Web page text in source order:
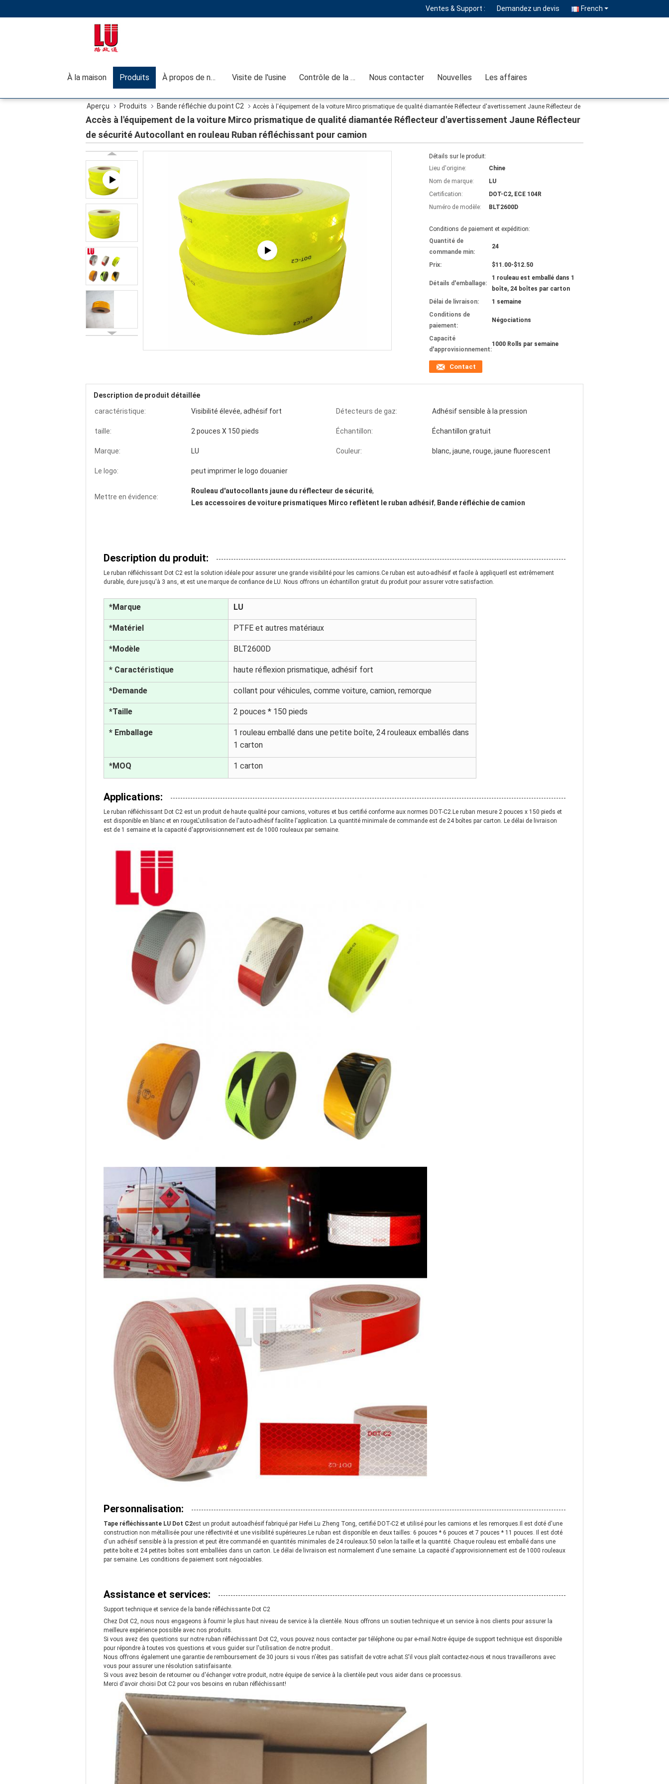
Ventes & Support : Demandez un devis French
À la maison Produits À propos de nous Visite de l'usine Contrôle de la qualité Nous contacter Nouvelles Les affaires
Aperçu Produits Bande réfléchie du point C2
Accès à l'équipement de la voiture Mirco prismatique de qualité diamantée Réflecteur d'avertissement Jaune Réflecteur de
sécurité Autocollant en rouleau Ruban réfléchissant pour camion
Accès à l'équipement de la voiture Mirco prismatique de qualité diamantée Réflecteur d'avertissement Jaune Réflecteur
de sécurité Autocollant en rouleau Ruban réfléchissant pour camion
Détails sur le produit:
Lieu d'origine:
Chine
Nom de marque:
LU
Certification:
DOT-C2, ECE 104R
Numéro de modèle:
BLT2600D
Conditions de paiement et expédition:
Quantité de
commande min:
24
Prix: $11.00-$12.50
Détails d'emballage:
1 rouleau est emballé dans 1
boîte, 24 boîtes par carton
Délai de livraison:
1 semaine
Conditions de
paiement:
Négociations
Capacité
d'approvisionnement:
1000 Rolls par semaine
Contact
Description de produit détaillée
caractéristique:
Visibilité élevée, adhésif fort Détecteurs de gaz: Adhésif sensible à la pression
taille: 2 pouces X 150 pieds Échantillon: Échantillon gratuit
Marque: LU Couleur: blanc, jaune, rouge, jaune fluorescent
Le logo: peut imprimer le logo douanier
Mettre en évidence:
Rouleau d'autocollants jaune du réflecteur de sécurité,
Les accessoires de voiture prismatiques Mirco reflètent le ruban adhésif, Bande réfléchie de camion
Description du produit:
Le ruban réfléchissant Dot C2 est la solution idéale pour assurer une grande visibilité pour les camions.Ce ruban est auto-adhésif et facile à appliquerIl est extrêmement
durable, dure jusqu'à 3 ans, et est une marque de confiance de LU. Nous offrons un échantillon gratuit du produit pour assurer votre satisfaction.
*Marque LU
*Matériel PTFE et autres matériaux
*Modèle BLT2600D
* Caractéristique haute réflexion prismatique, adhésif fort
*Demande collant pour véhicules, comme voiture, camion, remorque
*Taille 2 pouces * 150 pieds
* Emballage
1 rouleau emballé dans une petite boîte, 24 rouleaux emballés dans
1 carton
*MOQ 1 carton
Applications:
Le ruban réfléchissant Dot C2 est un produit de haute qualité pour camions, voitures et bus certifié conforme aux normes DOT-C2.Le ruban mesure 2 pouces x 150 pieds et
est disponible en blanc et en rougeL'utilisation de l'auto-adhésif facilite l'application. La quantité minimale de commande est de 24 boîtes par carton. Le délai de livraison
est de 1 semaine et la capacité d'approvisionnement est de 1000 rouleaux par semaine.
Personnalisation:
Tape réfléchissante LU Dot C2est un produit autoadhésif fabriqué par Hefei Lu Zheng Tong, certifié DOT-C2 et utilisé pour les camions et les remorques.Il est doté d'une
construction non métallisée pour une réflectivité et une visibilité supérieures.Le ruban est disponible en deux tailles: 6 pouces * 6 pouces et 7 pouces * 11 pouces. Il est doté
d'un adhésif sensible à la pression et peut être commandé en quantités minimales de 24 rouleaux.50 selon la taille et la quantité. Chaque rouleau est emballé dans une
petite boîte et 24 petites boîtes sont emballées dans un carton. Le délai de livraison est normalement d'une semaine. La capacité d'approvisionnement est de 1000 rouleaux
par semaine. Les conditions de paiement sont négociables.
Assistance et services:
Support technique et service de la bande réfléchissante Dot C2
Chez Dot C2, nous nous engageons à fournir le plus haut niveau de service à la clientèle. Nous offrons un soutien technique et un service à nos clients pour assurer la
meilleure expérience possible avec nos produits.
Si vous avez des questions sur notre ruban réfléchissant Dot C2, vous pouvez nous contacter par téléphone ou par e-mail.Notre équipe de support technique est disponible
pour répondre à toutes vos questions et vous guider sur l'utilisation de notre produit..
Nous offrons également une garantie de remboursement de 30 jours si vous n'êtes pas satisfait de votre achat.S'il vous plaît contactez-nous et nous travaillerons avec
vous pour assurer une résolution satisfaisante.
Si vous avez besoin de retourner ou d'échanger votre produit, notre équipe de service à la clientèle peut vous aider dans ce processus.
Merci d'avoir choisi Dot C2 pour vos besoins en ruban réfléchissant!